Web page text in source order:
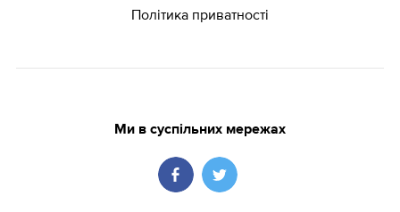
Політика приватності
Ми в суспільних мережах